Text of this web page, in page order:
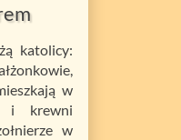
katolicy:
w
i krewni
w